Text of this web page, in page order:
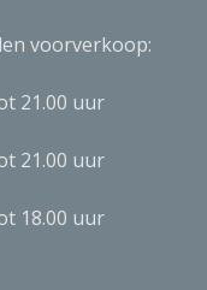
voorverkoop:
21.00 uur
21.00 uur
18.00 uur